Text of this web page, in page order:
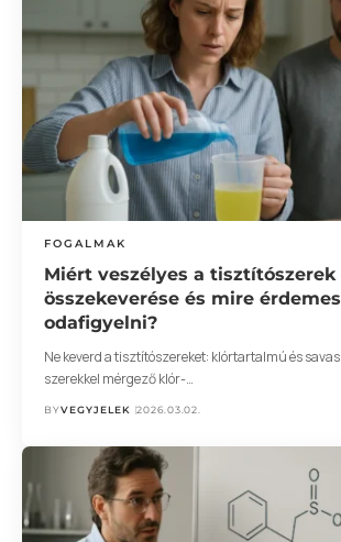
FOGALMAK
Miért veszélyes a tisztítószerek
összekeverése és mire érdemes
odafigyelni?
Ne keverd a tisztítószereket: klórtartalmú és
szerekkel mérgező klór-…
BYVEGYJELEK 2026.03.02.